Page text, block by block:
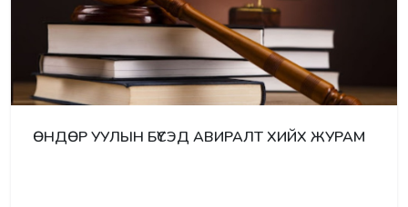
ӨНДӨР УУЛЫН БҮСЭД АВИРАЛТ ХИЙХ ЖУРАМ